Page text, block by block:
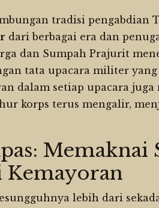
tradisi pengabdian
dari berbagai era dan
dan Sumpah Prajurit
tata upacara militer
dalam setiap upacara
korps terus mengalir,
Memaknai
Kemayoran
lebih dari